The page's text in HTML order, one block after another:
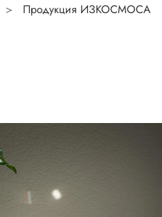
Продукция ИЗКОСМОСА